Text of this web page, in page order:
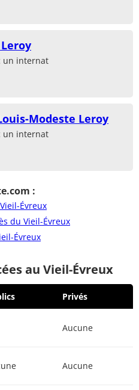
un internat
Modeste Leroy
un internat
:
Évreux
du Vieil-Évreux
Évreux
au Vieil-Évreux
Privés
Aucune
Aucune